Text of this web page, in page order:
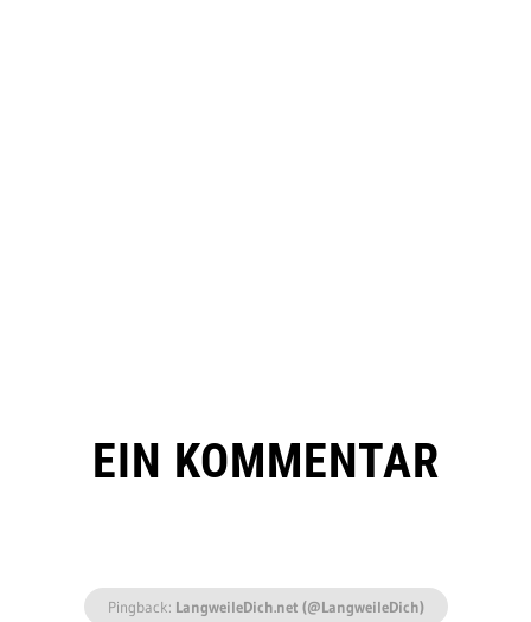
EIN KOMMENTAR
Pingback: LangweileDich.net (@LangweileDich)